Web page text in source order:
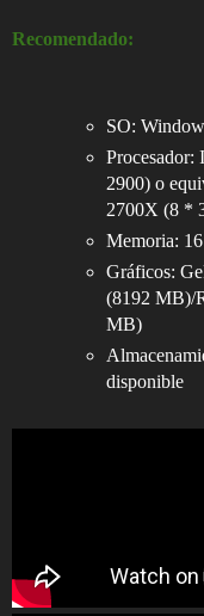
Recomendado:
SO:
Procesador:
2900) o
2700X (8 *
Memoria:
Gráficos:
(8192 MB)/
MB)
disponible